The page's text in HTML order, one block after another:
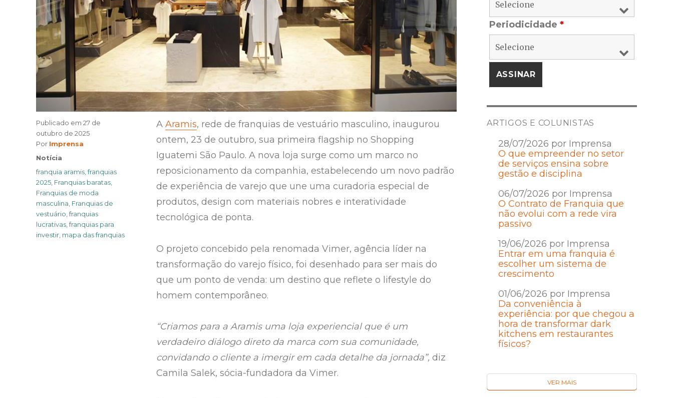
A Aramis, rede de franquias de vestuário masculino, inaugurou
ontem, 23 de outubro, sua primeira flagship no Shopping
Iguatemi São Paulo. A nova loja surge como um marco no
reposicionamento da companhia, estabelecendo um novo padrão
de experiência de varejo que une uma curadoria especial de
produtos, design com materiais nobres e interatividade
tecnológica de ponta.
O projeto concebido pela renomada Vimer, agência líder na
transformação do varejo físico, foi desenhado para ser mais do
que um ponto de venda: um destino que reflete o lifestyle do
homem contemporâneo.
“Criamos para a Aramis uma loja experiencial que é um
verdadeiro diálogo direto da marca com sua comunidade,
convidando o cliente a imergir em cada detalhe da jornada”, diz
Camila Salek, sócia-fundadora da Vimer.
Publicado em 27 de
outubro de 2025
Por Author
Imprensa
Categories
Notícia
Tags
franquia aramis ,franquias
2025 Franquias baratas
Franquias de moda
masculina Franquias de
vestuário ,franquias
lucrativas ,franquias para
investir mapa das franquias
Periodicidade *
ARTIGOS E COLUNISTAS
28/07/2026 por Imprensa
O que empreender no setor
de serviços ensina sobre
gestão e disciplina
06/07/2026 por Imprensa
O Contrato de Franquia que
não evolui com a rede vira
passivo
19/06/2026 por Imprensa
Entrar em uma franquia é
escolher um sistema de
crescimento
01/06/2026 por Imprensa
Da conveniência à
experiência: por que chegou a
hora de transformar dark
kitchens em restaurantes
físicos?
VER MAIS